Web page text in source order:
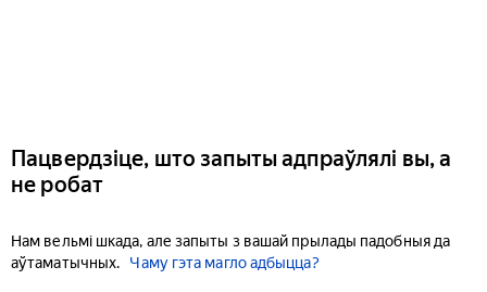
Пацвердзіце, што запыты адпраўлялі вы, а
не робат
Нам вельмі шкада, але запыты з вашай прылады падобныя да
аўтаматычных.
Чаму гэта магло адбыцца?